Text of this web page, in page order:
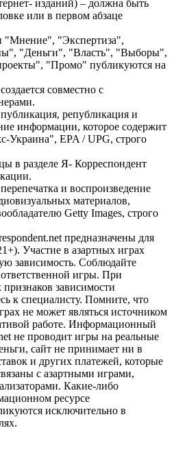
изданий) – должна быть
или в первом абзаце
"Мнение", "Экспертиза",
"Деньги", "Власть", "Выборы",
"Промо" публикуются на
совместно с
републикация и
информации, которое содержит
Украина", EPA / UPG, строго
в разделе Я- Корреспондент
и воспроизведение
материалов,
Getty Images, строго
предназначены для
Участие в азартных играх
зависимость. Соблюдайте
игры. При
зависимости
к специалисту. Помните, что
не может являться источником
работе. Информационный
не проводит игры на реальные
сайт не принимает ни в
и других платежей, которые
с азартными играми,
Какие-либо
ресурсе
исключительно в